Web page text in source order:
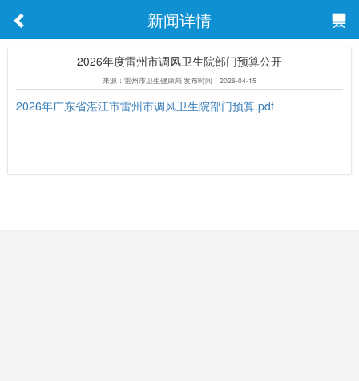
新闻详情
2026年度雷州市调风卫生院部门预算公开
来源：雷州市卫生健康局 发布时间：2026-04-15
2026年广东省湛江市雷州市调风卫生院部门预算.pdf